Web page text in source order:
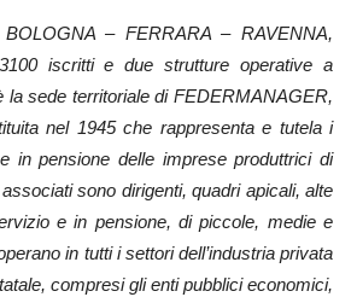
– FERRARA – RAVENNA,
iscritti e due strutture operative a
la sede territoriale di FEDERMANAGER,
nel 1945 che rappresenta e tutela i
in pensione delle imprese produttrici di
sono dirigenti, quadri apicali, alte
e in pensione, di piccole, medie e
in tutti i settori dell’industria privata
compresi gli enti pubblici economici,